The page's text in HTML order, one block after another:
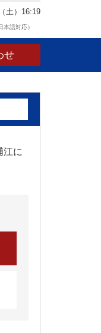
土）16:19
本語対応）
せ
江に